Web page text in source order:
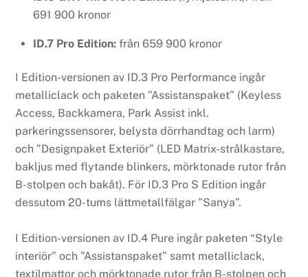
691 900 kronor
ID.7 Pro Edition: från 659 900 kronor
I Edition-versionen av ID.3 Pro Performance ingår
metalliclack och paketen ”Assistanspaket” (Keyless
Access, Backkamera, Park Assist inkl.
parkeringssensorer, belysta dörrhandtag och larm)
och ”Designpaket Exteriör” (LED Matrix-strålkastare,
bakljus med flytande blinkers, mörktonade rutor från
B-stolpen och bakåt). För ID.3 Pro S Edition ingår
dessutom 20-tums lättmetallfälgar ”Sanya”.
I Edition-versionen av ID.4 Pure ingår paketen “Style
interiör” och ”Assistanspaket” samt metalliclack,
textilmattor och mörktonade rutor från B-stolpen och